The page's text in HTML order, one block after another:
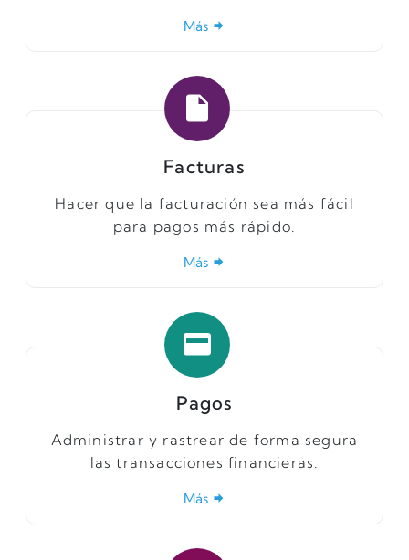
Más
Facturas
Hacer que la facturación sea más fácil
para pagos más rápido.
Más
Pagos
Administrar y rastrear de forma segura
las transacciones financieras.
Más